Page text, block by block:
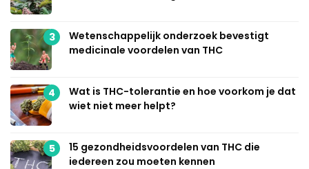
3
Wetenschappelijk onderzoek bevestigt
medicinale voordelen van THC
4
Wat is THC-tolerantie en hoe voorkom je dat
wiet niet meer helpt?
5
15 gezondheidsvoordelen van THC die
iedereen zou moeten kennen